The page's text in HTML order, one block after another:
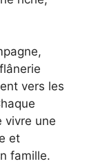
vers les
vivre une
et
famille.